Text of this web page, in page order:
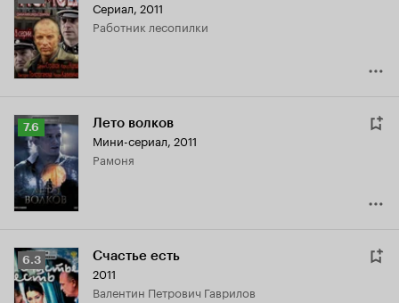
Кинопоиска
6.1
Сериал, 2011
работник лесопилки
Рейтинг
Кинопоиска
7.6
7.6 Лето волков
Мини-сериал, 2011
Рамоня
Рейтинг
Кинопоиска
6.3
6.3 Счастье есть
2011
Валентин Петрович Гаврилов